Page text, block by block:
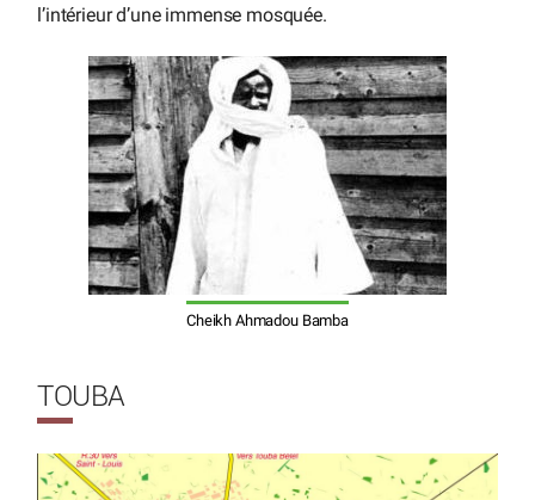
l’intérieur d’une immense mosquée.
Cheikh Ahmadou Bamba
TOUBA